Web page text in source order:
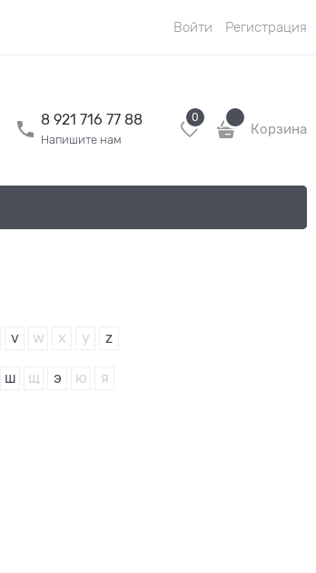
Войти Регистрация
8 921 716 77 88
Напишите нам
0
Корзина
v w x y z
ш щ э ю я